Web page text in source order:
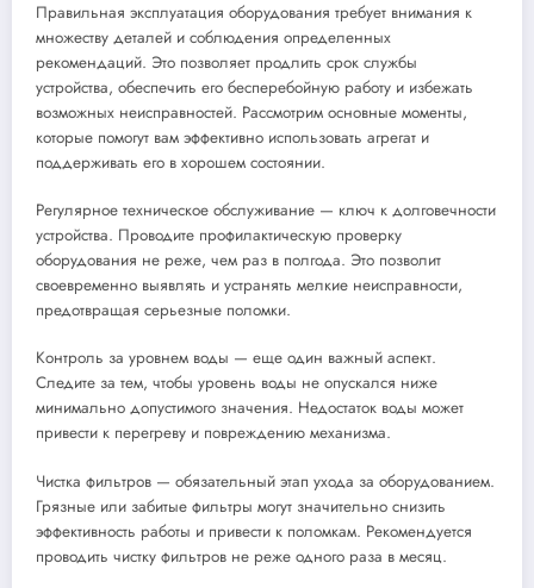
Правильная эксплуатация оборудования требует внимания к
множеству деталей и соблюдения определенных
рекомендаций. Это позволяет продлить срок службы
устройства, обеспечить его бесперебойную работу и избежать
возможных неисправностей. Рассмотрим основные моменты,
которые помогут вам эффективно использовать агрегат и
поддерживать его в хорошем состоянии.
Регулярное техническое обслуживание — ключ к долговечности
устройства. Проводите профилактическую проверку
оборудования не реже, чем раз в полгода. Это позволит
своевременно выявлять и устранять мелкие неисправности,
предотвращая серьезные поломки.
Контроль за уровнем воды — еще один важный аспект.
Следите за тем, чтобы уровень воды не опускался ниже
минимально допустимого значения. Недостаток воды может
привести к перегреву и повреждению механизма.
Чистка фильтров — обязательный этап ухода за оборудованием.
Грязные или забитые фильтры могут значительно снизить
эффективность работы и привести к поломкам. Рекомендуется
проводить чистку фильтров не реже одного раза в месяц.